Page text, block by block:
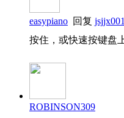
easypiano 回复 jsjjx001
按住，或快速按键盘
ROBINSON309